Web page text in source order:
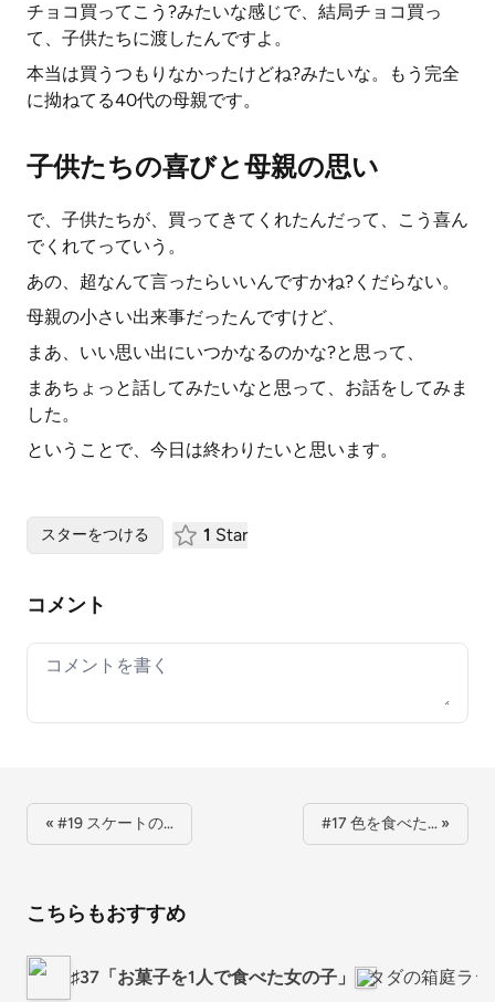
チョコ買ってこう?みたいな感じで、結局チョコ買っ
て、子供たちに渡したんですよ。
本当は買うつもりなかったけどね?みたいな。もう完全
に拗ねてる40代の母親です。
子供たちの喜びと母親の思い
で、子供たちが、買ってきてくれたんだって、こう喜ん
でくれてっていう。
あの、超なんて言ったらいいんですかね?くだらない。
母親の小さい出来事だったんですけど、
まあ、いい思い出にいつかなるのかな?と思って、
まあちょっと話してみたいなと思って、お話をしてみま
した。
ということで、今日は終わりたいと思います。
スターをつける 1 Star
コメント
Your comment
« #19 スケートの… #17 色を食べた… »
こちらもおすすめ
♯37「お菓子を1人で食べた女の子」 タダの箱庭ラ